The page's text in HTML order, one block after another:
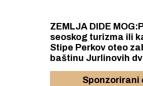
ZEMLJA DIDE
seoskog turizma ili kako
Stipe Perkov oteo
baštinu Jurlinovih
Sponzorirani